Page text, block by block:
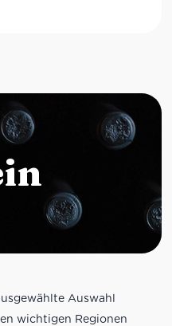
Auswahl
wichtigen Regionen